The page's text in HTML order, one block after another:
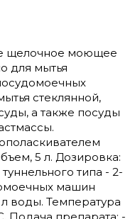
щелочное моющее
для мытья
стеклянной,
а также посуды
5 л. Дозировка:
типа - 2-
машин
л воды. Температура